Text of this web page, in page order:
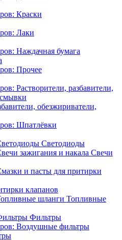
обезжириватели,
Светодиоды
Свечи
клапанов
Топливные
Фильтры